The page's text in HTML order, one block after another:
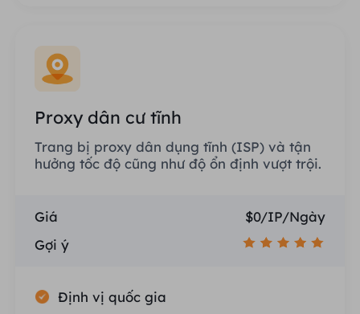
Proxy dân cư tĩnh
Trang bị proxy dân dụng tĩnh (ISP) và tận
hưởng tốc độ cũng như độ ổn định vượt trội.
Giá
$0/IP/Ngày
Gợi ý
Định vị quốc gia